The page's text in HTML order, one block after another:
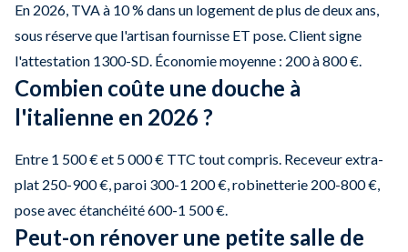
En 2026, TVA à 10 % dans un logement de plus de deux ans,
sous réserve que l'artisan fournisse ET pose. Client signe
l'attestation 1300-SD. Économie moyenne : 200 à 800 €.
Combien coûte une douche à
l'italienne en 2026 ?
Entre 1 500 € et 5 000 € TTC tout compris. Receveur extra-
plat 250-900 €, paroi 300-1 200 €, robinetterie 200-800 €,
pose avec étanchéité 600-1 500 €.
Peut-on rénover une petite salle de